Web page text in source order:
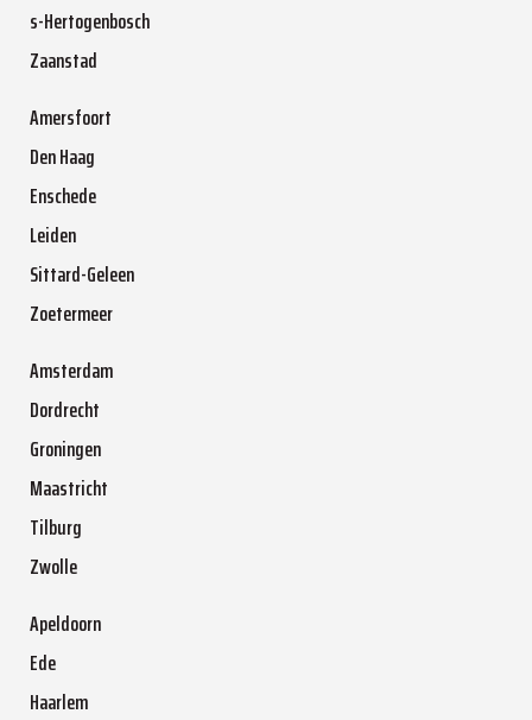
s-Hertogenbosch
Zaanstad
Amersfoort
Den Haag
Enschede
Leiden
Sittard-Geleen
Zoetermeer
Amsterdam
Dordrecht
Groningen
Maastricht
Tilburg
Zwolle
Apeldoorn
Ede
Haarlem